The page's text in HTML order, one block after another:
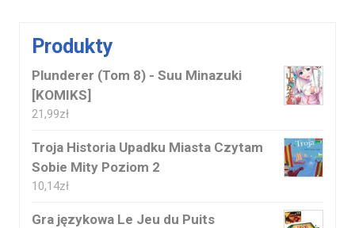
Produkty
Plunderer (Tom 8) - Suu Minazuki
[KOMIKS]
21,99zł
Troja Historia Upadku Miasta Czytam
Sobie Mity Poziom 2
10,14zł
Gra językowa Le Jeu du Puits